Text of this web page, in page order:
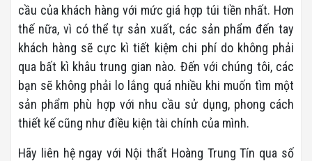
cầu của khách hàng với mức giá hợp túi tiền nhất. Hơn
thế nữa, vì có thể tự sản xuất, các sản phẩm đến tay
khách hàng sẽ cực kì tiết kiệm chi phí do không phải
qua bất kì khâu trung gian nào. Đến với chúng tôi, các
bạn sẽ không phải lo lắng quá nhiều khi muốn tìm một
sản phẩm phù hợp với nhu cầu sử dụng, phong cách
thiết kế cũng như điều kiện tài chính của mình.
Hãy liên hệ ngay với Nội thất Hoàng Trung Tín qua số